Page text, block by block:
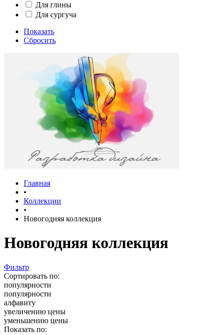
Для глины
Для сургуча
Показать
Сбросить
Главная
•
Коллекции
•
Новогодняя коллекция
Новогодняя коллекция
Фильтр
Сортировать по:
популярности
популярности
алфавиту
увеличению цены
уменьшению цены
Показать по: